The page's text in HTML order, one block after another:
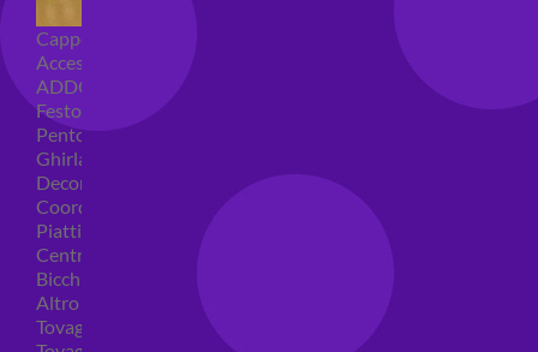
Cappellini per feste
Accessori per feste
ADDOBBI COMPLEANNO
Festoni compleanno
Pentolacce
Ghirlande decorative
Decorazioni tavola
Coordinati tavola per feste
Piatti compleanno
Centrotavola
Bicchieri feste
Altro
Tovaglioli